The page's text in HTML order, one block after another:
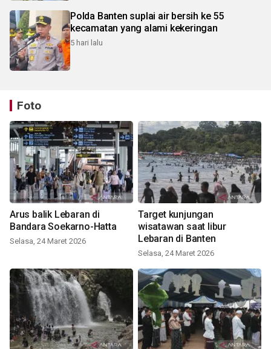
Polda Banten suplai air bersih ke 55
kecamatan yang alami kekeringan
5 hari lalu
Foto
Arus balik Lebaran di
Bandara Soekarno-Hatta
Selasa, 24 Maret 2026
Target kunjungan
wisatawan saat libur
Lebaran di Banten
Selasa, 24 Maret 2026